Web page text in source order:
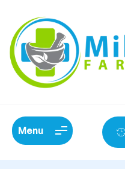
Menu